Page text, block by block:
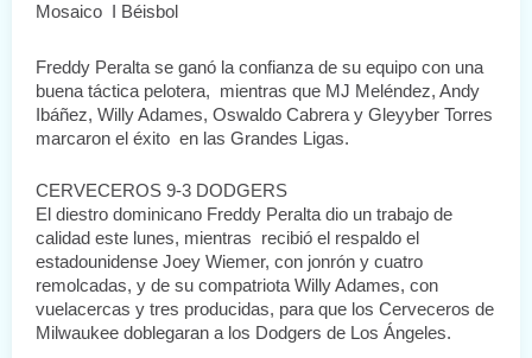
Mosaico  I Béisbol
Freddy Peralta se ganó la confianza de su equipo con una
buena táctica pelotera,  mientras que MJ Meléndez, Andy
Ibáñez, Willy Adames, Oswaldo Cabrera y Gleyyber Torres
marcaron el éxito  en las Grandes Ligas.
CERVECEROS 9-3 DODGERS
El diestro dominicano Freddy Peralta dio un trabajo de
calidad este lunes, mientras  recibió el respaldo el
estadounidense Joey Wiemer, con jonrón y cuatro
remolcadas, y de su compatriota Willy Adames, con
vuelacercas y tres producidas, para que los Cerveceros de
Milwaukee doblegaran a los Dodgers de Los Ángeles.